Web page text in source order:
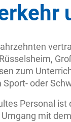
zum
Sport- oder
Personal
mit